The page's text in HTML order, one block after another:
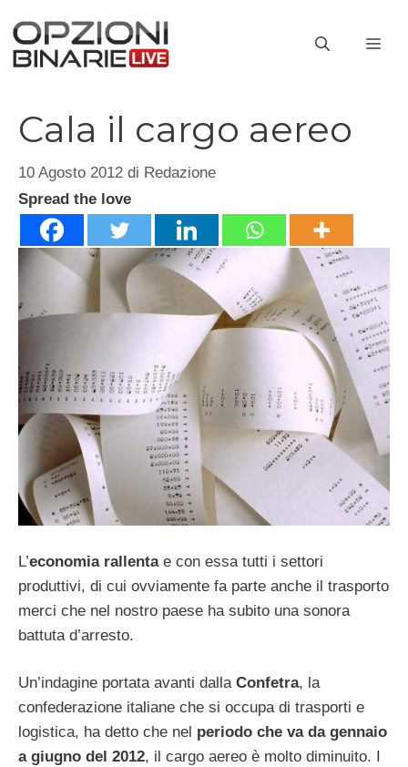
contenuto
Cala il cargo aereo
10 Agosto 2012 di Redazione
Spread the love
L’economia rallentae con essa tutti i settori
produttivi, di cui ovviamente fa parte anche il trasporto
merci che nel nostro paese ha subito una sonora
battuta d’arresto.
Un’indagine portata avanti dalla Confetra, la
confederazione italiane che si occupa di trasporti e
logistica, ha detto che nel periodo che va da gennaio
a giugno del 2012, il cargo aereo è molto diminuito. I